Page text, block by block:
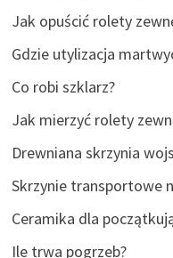
Jak opuścić rolety
Gdzie utylizacja
Co robi szklarz?
Jak mierzyć rolety
Drewniana skrzynia
Skrzynie transportowe
Ceramika dla
Ile trwa pogrzeb?